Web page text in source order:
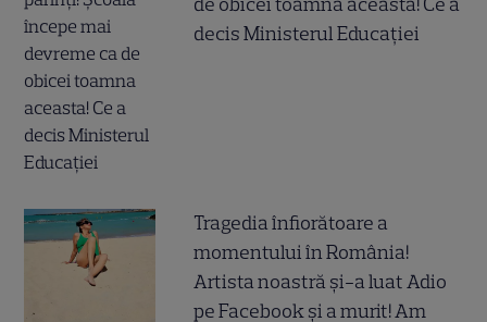
decis Ministerul Educației
Tragedia înfiorătoare a
momentului în România!
Artista noastră și-a luat Adio
pe Facebook și a murit! Am